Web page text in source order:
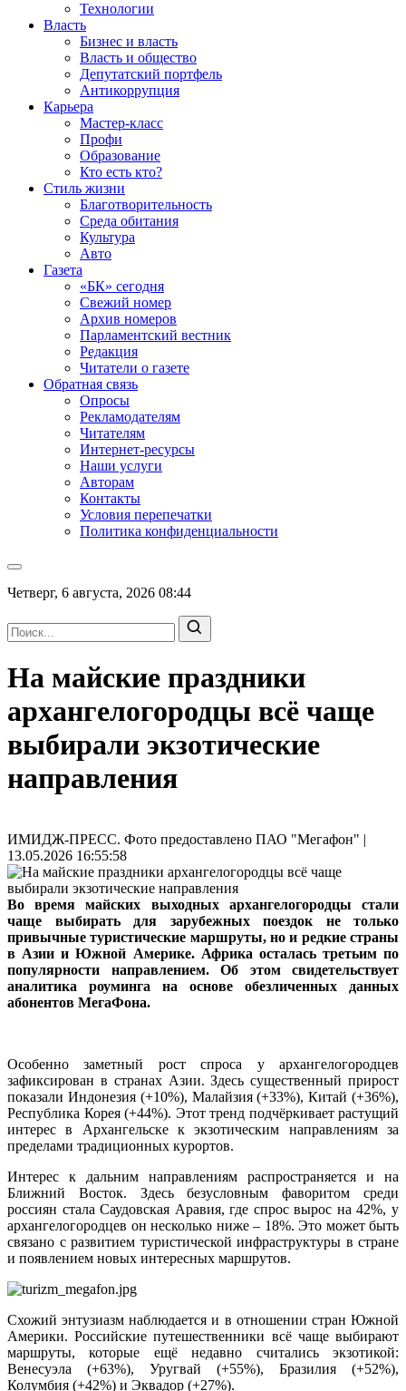
Технологии
Власть
Бизнес и власть
Власть и общество
Депутатский портфель
Антикоррупция
Карьера
Мастер-класс
Профи
Образование
Кто есть кто?
Стиль жизни
Благотворительность
Среда обитания
Культура
Авто
Газета
«БК» сегодня
Свежий номер
Архив номеров
Парламентский вестник
Редакция
Читатели о газете
Обратная связь
Опросы
Рекламодателям
Читателям
Интернет-ресурсы
Наши услуги
Авторам
Контакты
Условия перепечатки
Политика конфиденциальности
Четверг, 6 августа, 2026 08:44
На майские праздники
архангелогородцы всё чаще
выбирали экзотические
направления
ИМИДЖ-ПРЕСС. Фото предоставлено ПАО "Мегафон" |
13.05.2026 16:55:58
Во время майских выходных архангелогородцы стали
чаще выбирать для зарубежных поездок не только
привычные туристические маршруты, но и редкие страны
в Азии и Южной Америке. Африка осталась третьим по
популярности направлением. Об этом свидетельствует
аналитика роуминга на основе обезличенных данных
абонентов МегаФона.
Особенно заметный рост спроса у архангелогородцев
зафиксирован в странах Азии. Здесь существенный прирост
показали Индонезия (+10%), Малайзия (+33%), Китай (+36%),
Республика Корея (+44%). Этот тренд подчёркивает растущий
интерес в Архангельске к экзотическим направлениям за
пределами традиционных курортов.
Интерес к дальним направлениям распространяется и на
Ближний Восток. Здесь безусловным фаворитом среди
россиян стала Саудовская Аравия, где спрос вырос на 42%, у
архангелогородцев он несколько ниже – 18%. Это может быть
связано с развитием туристической инфраструктуры в стране
и появлением новых интересных маршрутов.
Схожий энтузиазм наблюдается и в отношении стран Южной
Америки. Российские путешественники всё чаще выбирают
маршруты, которые ещё недавно считались экзотикой:
Венесуэла (+63%), Уругвай (+55%), Бразилия (+52%),
Колумбия (+42%) и Эквадор (+27%).